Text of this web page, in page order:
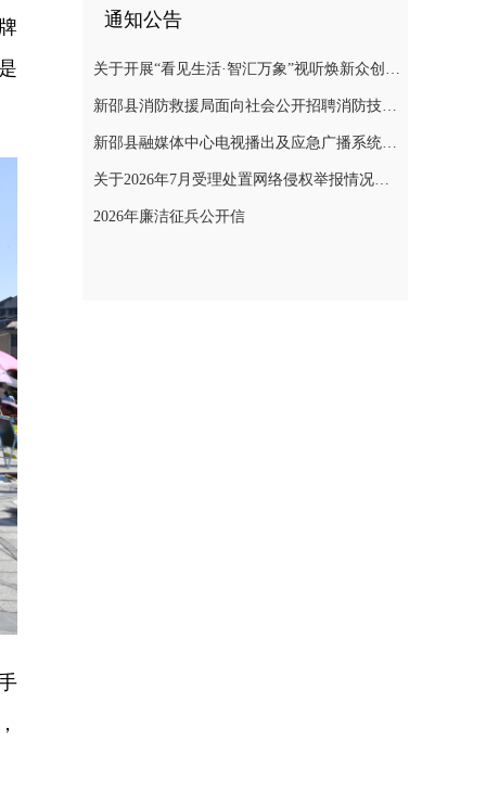
通知公告
关于开展“看见生活·智汇万象”视听焕新众创计划暨“AI遇见非遗”年度主题创作实践活动的通知
新邵县消防救援局面向社会公开招聘消防技术服务队人员的公告
新邵县融媒体中心电视播出及应急广播系统二级等保测评项目询价采购公告
关于2026年7月受理处置网络侵权举报情况的公示
2026年廉洁征兵公开信